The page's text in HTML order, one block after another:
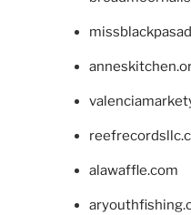
alawaffle.com